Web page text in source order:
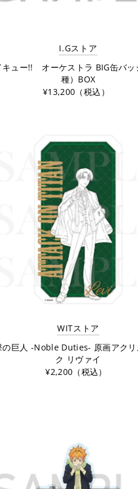
I.Gストア
キュー!! オーケストラ BIG缶バッ
種）BOX
¥13,200（税込）
WITストア
の巨人 -Noble Duties- 原画アクリ
ク リヴァイ
¥2,200（税込）